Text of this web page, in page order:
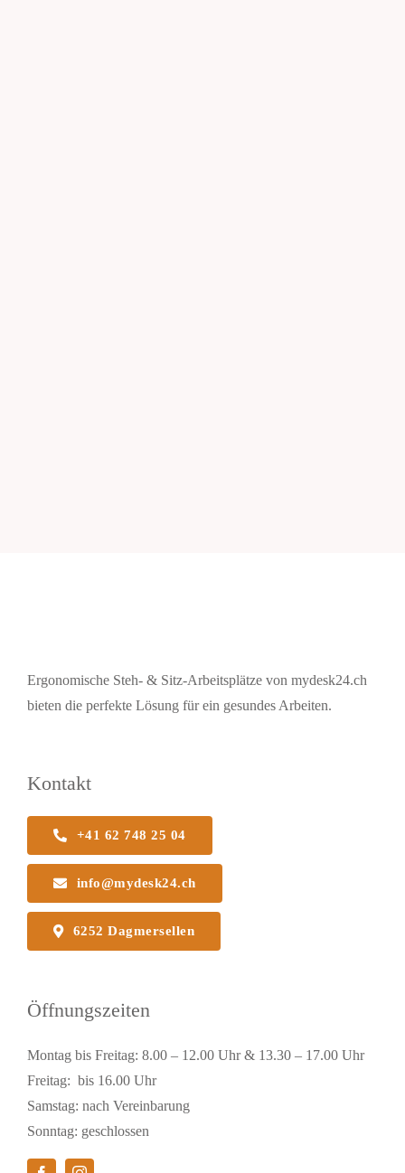
Ergonomische Steh- & Sitz-Arbeitsplätze von mydesk24.ch
bieten die perfekte Lösung für ein gesundes Arbeiten.
Kontakt
+41 62 748 25 04
info@mydesk24.ch
6252 Dagmersellen
Öffnungszeiten
Montag bis Freitag: 8.00 – 12.00 Uhr & 13.30 – 17.00 Uhr
Freitag: bis 16.00 Uhr
Samstag: nach Vereinbarung
Sonntag: geschlossen